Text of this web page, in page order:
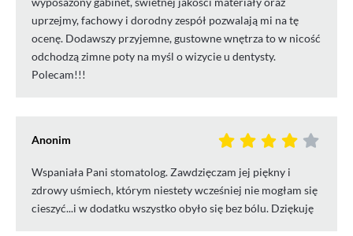
uprzejmy, fachowy i dorodny zespół pozwalają mi na tę
ocenę. Dodawszy przyjemne, gustowne wnętrza to w nicość
odchodzą zimne poty na myśl o wizycie u dentysty.
Polecam!!!
Anonim
Wspaniała Pani stomatolog. Zawdzięczam jej piękny i
zdrowy uśmiech, którym niestety wcześniej nie mogłam się
cieszyć...i w dodatku wszystko obyło się bez bólu. Dziękuję